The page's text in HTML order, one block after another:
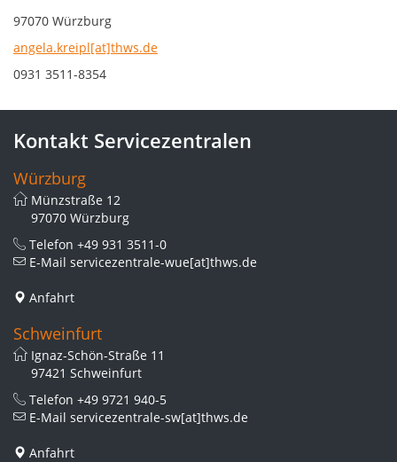
97070 Würzburg
angela.kreipl[at]thws.de
0931 3511-8354
Kontakt Servicezentralen
Würzburg
Münzstraße 12
97070 Würzburg
Telefon +49 931 3511-0
E-Mail servicezentrale-wue[at]thws.de
Anfahrt
Schweinfurt
Ignaz-Schön-Straße 11
97421 Schweinfurt
Telefon +49 9721 940-5
E-Mail servicezentrale-sw[at]thws.de
Anfahrt